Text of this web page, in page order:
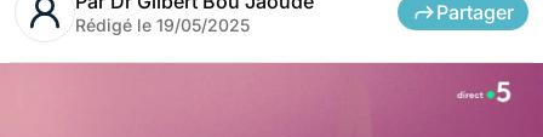
Rédigé le 19/05/2025
Partager